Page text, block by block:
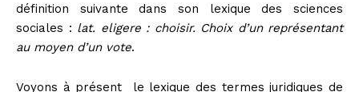
définition suivante dans son lexique des sciences
sociales : lat. eligere : choisir. Choix d’un représentant
au moyen d’un vote.
Voyons à présent le lexique des termes juridiques de